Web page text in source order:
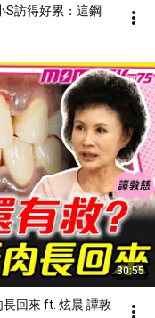
S訪得好累：這鋼
30:55
回來 ft. 炫晨 譚敦